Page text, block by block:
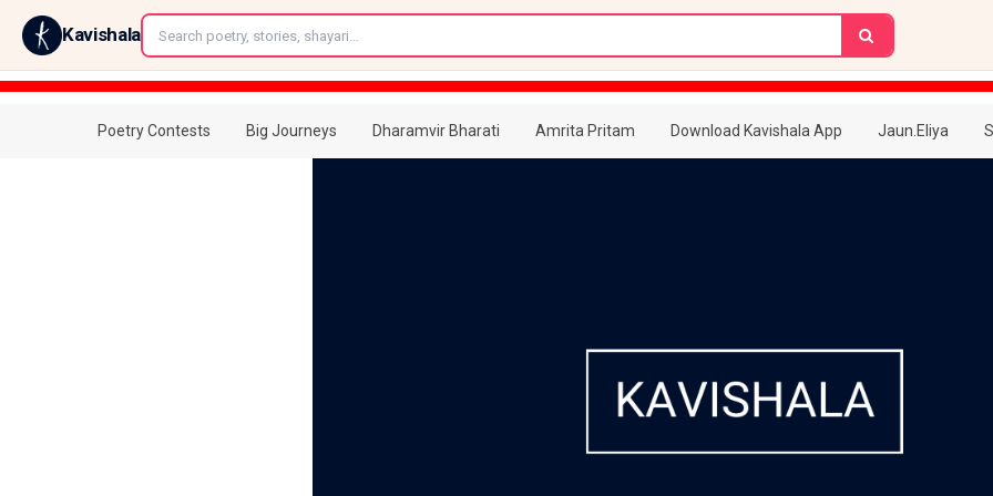
Kavishala
Poetry Contests Big Journeys Dharamvir Bharati Amrita Pritam Download Kavishala App Jaun.Eliya